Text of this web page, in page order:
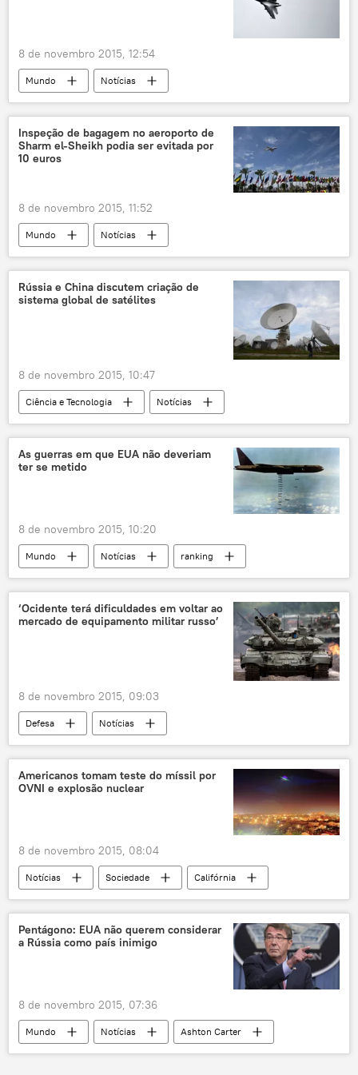
8 de novembro 2015, 12:54
Mundo
Notícias
Emirados Árabes Unidos
Rostec
Su-35
fornecimento
caça
Rússia
Inspeção de bagagem no aeroporto de
Sharm el-Sheikh podia ser evitada por
10 euros
8 de novembro 2015, 11:52
Mundo
Notícias
Queda do A321 russo no Egito
Egito
aeroporto
propina segurança
Rússia e China discutem criação de
sistema global de satélites
8 de novembro 2015, 10:47
Ciência e Tecnologia
Notícias
Sociedade
China
Internet
sistema de satélites
Rússia
As guerras em que EUA não deveriam
ter se metido
8 de novembro 2015, 10:20
Mundo Notícias
ranking
guerra
EUA
‘Ocidente terá dificuldades em voltar ao
mercado de equipamento militar russo’
8 de novembro 2015, 09:03
Defesa
Notícias
guerra de sanções entre Rússia e Ocidente
Ocidente
Rosoboronexport
sanções
guerra de sanções Rússia
Americanos tomam teste do míssil por
OVNI e explosão nuclear
8 de novembro 2015, 08:04
Notícias Sociedade
Califórnia
Trident
OVNI
mísseis balísticos
EUA
Pentágono: EUA não querem considerar
a Rússia como país inimigo
8 de novembro 2015, 07:36
Mundo Notícias
Ashton Carter
EUA
Rússia Pentágono